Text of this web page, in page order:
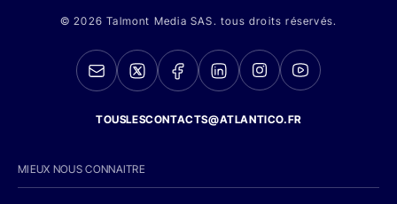
© 2026 Talmont Media SAS. tous droits réservés.
TOUSLESCONTACTS@ATLANTICO.FR
MIEUX NOUS CONNAITRE